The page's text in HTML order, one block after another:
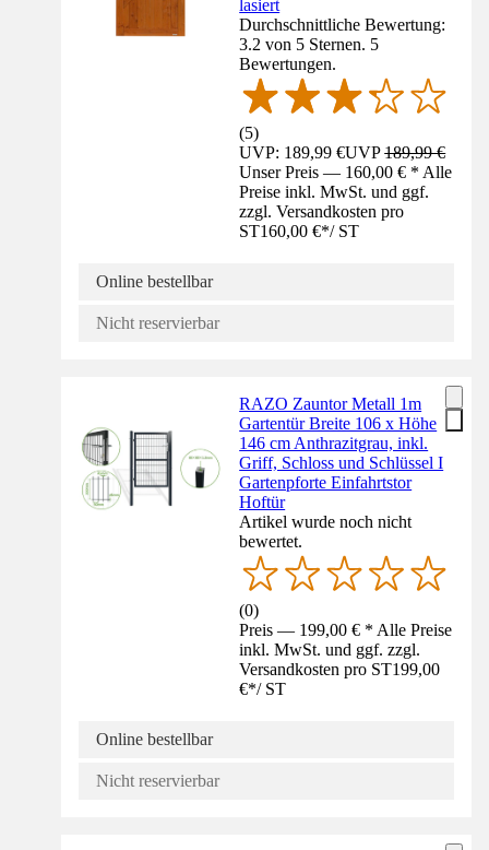
lasiert
Durchschnittliche Bewertung:
3.2 von 5 Sternen. 5
Bewertungen.
(5)
UVP: 189,99 €UVP189,99 €
Unser Preis — 160,00 € * Alle
Preise inkl. MwSt. und ggf.
zzgl. Versandkosten pro
ST160,00 €*/ ST
Online bestellbar
Nicht reservierbar
RAZO Zauntor Metall 1m
Gartentür Breite 106 x Höhe
146 cm Anthrazitgrau, inkl.
Griff, Schloss und Schlüssel I
Gartenpforte Einfahrtstor
Hoftür
Artikel wurde noch nicht
bewertet.
(0)
Preis — 199,00 € * Alle Preise
inkl. MwSt. und ggf. zzgl.
Versandkosten pro ST199,00
€*/ ST
Online bestellbar
Nicht reservierbar